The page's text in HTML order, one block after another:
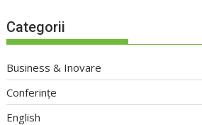
Categorii
Business & Inovare
Conferințe
English